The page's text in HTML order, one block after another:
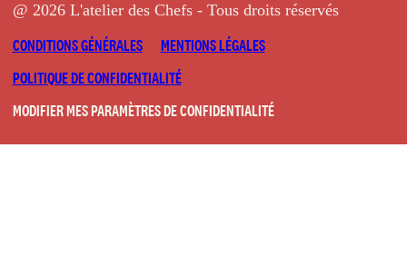
@ 2026 L'atelier des Chefs - Tous droits réservés
CONDITIONS GÉNÉRALES
MENTIONS LÉGALES
POLITIQUE DE CONFIDENTIALITÉ
MODIFIER MES PARAMÈTRES DE CONFIDENTIALITÉ